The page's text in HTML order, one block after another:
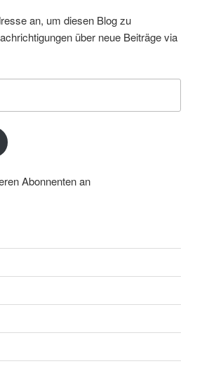
an, um diesen Blog zu
über neue Beiträge via
Abonnenten an